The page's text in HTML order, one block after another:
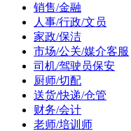
销售/金融
人事/行政/文员
家政/保洁
市场/公关/媒介客服
司机/驾驶员保安
厨师/切配
送货/快递/仓管
财务/会计
老师/培训师